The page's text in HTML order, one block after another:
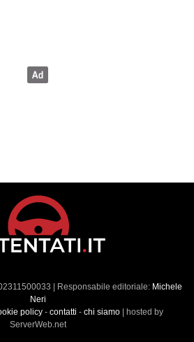
| Responsabile editoriale: Michele
Neri
policy- contatti - chi siamo| hosted by
ServerWeb.net